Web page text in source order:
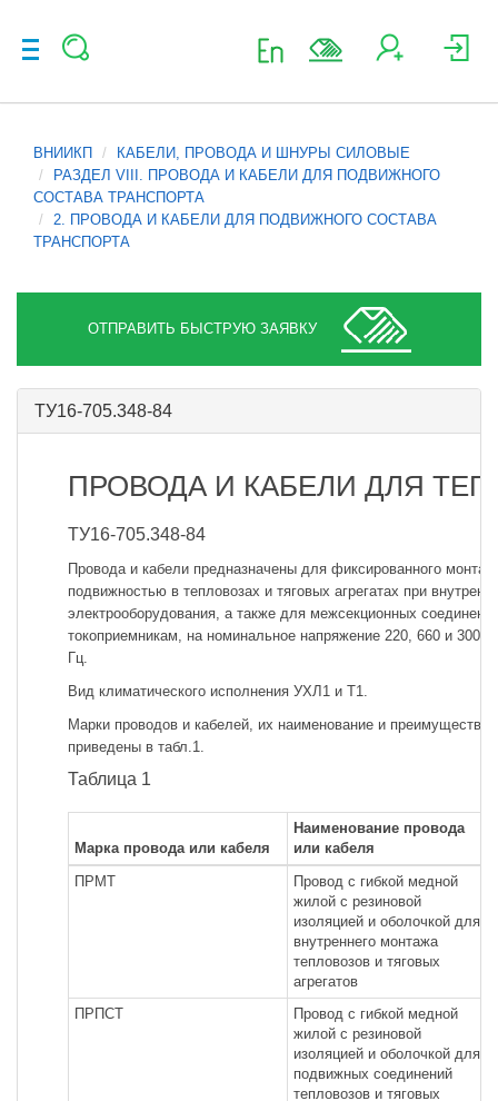
ВНИИКП
КАБЕЛИ, ПРОВОДА И ШНУРЫ СИЛОВЫЕ
РАЗДЕЛ VIII. ПРОВОДА И КАБЕЛИ ДЛЯ ПОДВИЖНОГО
СОСТАВА ТРАНСПОРТА
2. ПРОВОДА И КАБЕЛИ ДЛЯ ПОДВИЖНОГО СОСТАВА
ТРАНСПОРТА
ОТПРАВИТЬ БЫСТРУЮ ЗАЯВКУ
ТУ16-705.348-84
ПРОВОДА И КАБЕЛИ ДЛЯ
ТУ16-705.348-84
Провода и кабели предназначены для фиксированного
подвижностью в тепловозах и тяговых агрегатах при
электрооборудования, а также для межсекционных
токоприемникам, на номинальное напряжение 220, 660 и 3000
Гц.
Вид климатического исполнения УХЛ1 и Т1.
Марки проводов и кабелей, их наименование и
приведены в табл.1.
Таблица 1
Марка провода или кабеля
Наименование провода
или кабеля
ПРМТ
Провод с гибкой медной
жилой с резиновой
изоляцией и оболочкой для
внутреннего монтажа
тепловозов и тяговых
агрегатов
ПРПСТ
Провод с гибкой медной
жилой с резиновой
изоляцией и оболочкой для
подвижных соединений
тепловозов и тяговых